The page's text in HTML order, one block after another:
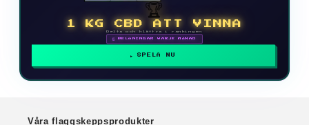
🏆
1 KG CBD ATT VINNA
Delta och klättra i rankingen
🗓 BELÖNINGAR VARJE MÅNAD
SPELA NU
Våra flaggskeppsprodukter